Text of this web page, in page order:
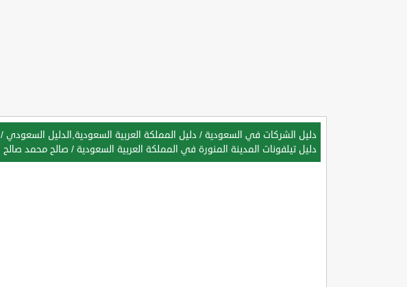
دليل الشركات في السعودية / دليل المملكة العربية السعودية,الدليل السعودي /
دليل تيلفونات المدينة المنورة في المملكة العربية السعودية / صالح محمد صالح